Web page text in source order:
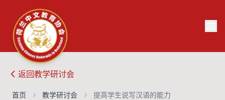
返回教学研讨会
首页 教学研讨会 提高学生说写汉语的能力